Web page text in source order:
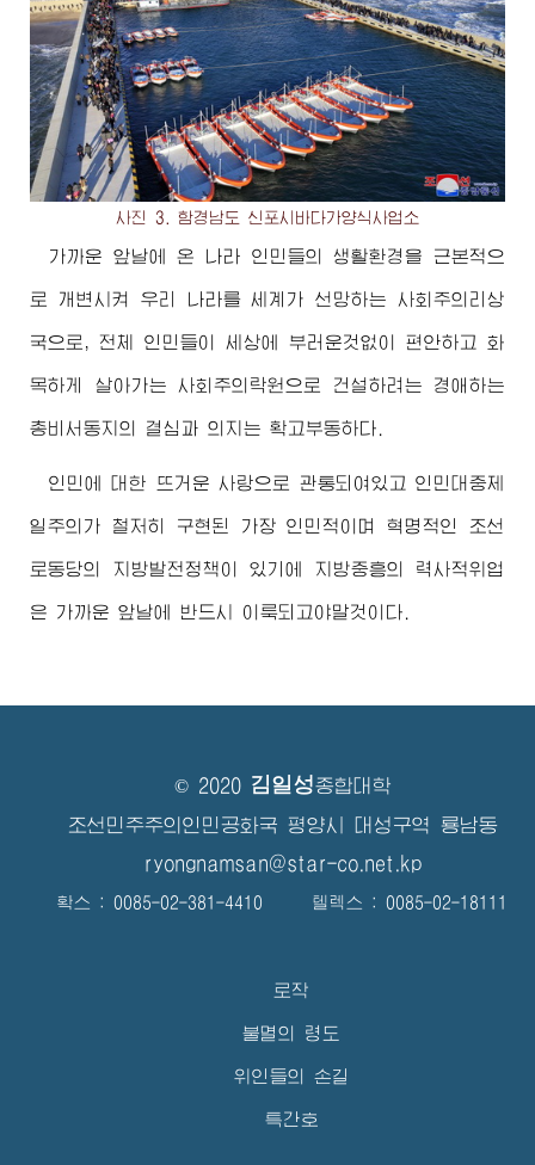
사진 3. 함경남도 신포시바다가양식사업소
가까운 앞날에 온 나라 인민들의 생활환경을 근본적으
로 개변시켜 우리 나라를 세계가 선망하는 사회주의리상
국으로, 전체 인민들이 세상에 부러운것없이 편안하고 화
목하게 살아가는 사회주의락원으로 건설하려는 경애하는
총비서동지 의 결심과 의지는 확고부동하다.
인민에 대한 뜨거운 사랑으로 관통되여있고 인민대중제
일주의가 철저히 구현된 가장 인민적이며 혁명적인 조선
로동당의 지방발전정책이 있기에 지방중흥의 력사적위업
은 가까운 앞날에 반드시 이룩되고야말것이다.
© 2020 김일성종합대학
조선민주주의인민공화국 평양시 대성구역 룡남동
ryongnamsan@star-co.net.kp
확스 : 0085-02-381-4410 텔렉스 : 0085-02-18111
로작
불멸의 령도
위인들의 손길
특간호